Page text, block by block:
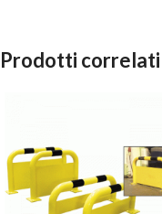
Prodotti correlati